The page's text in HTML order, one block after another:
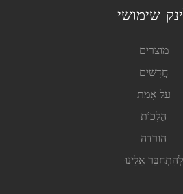
שימושי
מוצרים
חֲדָשִים
עַל אָמַת
הֲלָכוֹת
הורדה
לְהִתְחַבֵּר אֵלֵינוּ